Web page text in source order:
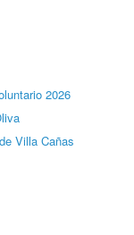
2026
Villa Cañas